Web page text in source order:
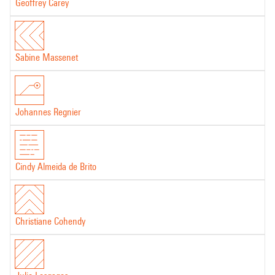
Geoffrey Carey
Sabine Massenet
Johannes Regnier
Cindy Almeida de Brito
Christiane Cohendy